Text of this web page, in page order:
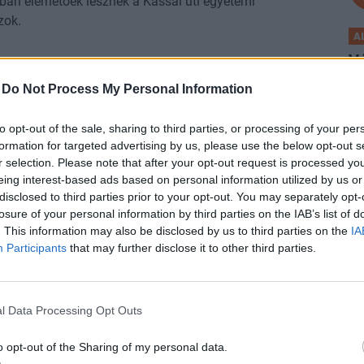
Do Not Process My Personal Information
opt-out of the sale, sharing to third parties, or processing of your
for targeted advertising by us, please use the below opt-out
selection. Please note that after your opt-out request is processed
interest-based ads based on personal information utilized by us
to third parties prior to your opt-out. You may separately
of your personal information by third parties on the IAB’s list of
This information may also be disclosed by us to third parties on the
Participants that may further disclose it to other third parties.
Data Processing Opt Outs
opt-out of the Sharing of my personal data.
megvágta a lógós Lázár János fizetését
alig jár a parlamentbe, így a minimálbérhez jutott
SIGNATURE
éri meg a felhajtást a legtöbb tőzsdei
lépők következő hulláma óriási lesz. A hozamaikról ez
feltétlenül mondható el.
hogy akadtak rá az amerikaiak az
A